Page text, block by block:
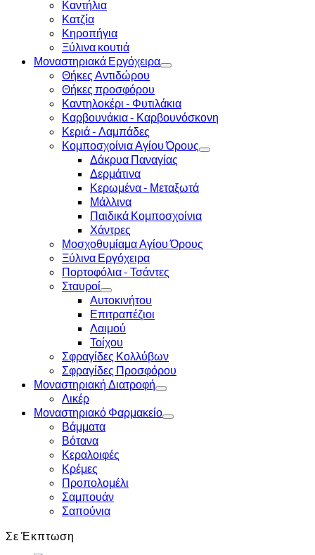
Καντήλια
Κατζία
Κηροπήγια
Ξύλινα κουτιά
Μοναστηριακά Εργόχειρα
Θήκες Αντιδώρου
Θήκες προσφόρου
Καντηλοκέρι - Φυτιλάκια
Καρβουνάκια - Καρβουνόσκονη
Κεριά - Λαμπάδες
Κομποσχοίνια Αγίου Όρους
Δάκρυα Παναγίας
Δερμάτινα
Κερωμένα - Μεταξωτά
Μάλλινα
Παιδικά Κομποσχοίνια
Χάντρες
Μοσχοθυμίαμα Αγίου Όρους
Ξύλινα Εργόχειρα
Πορτοφόλια - Τσάντες
Σταυροί
Αυτοκινήτου
Επιτραπέζιοι
Λαιμού
Τοίχου
Σφραγίδες Κολλύβων
Σφραγίδες Προσφόρου
Μοναστηριακή Διατροφή
Λικέρ
Μοναστηριακό Φαρμακείο
Βάμματα
Βότανα
Κεραλοιφές
Κρέμες
Προπολομέλι
Σαμπουάν
Σαπούνια
Σε Έκπτωση